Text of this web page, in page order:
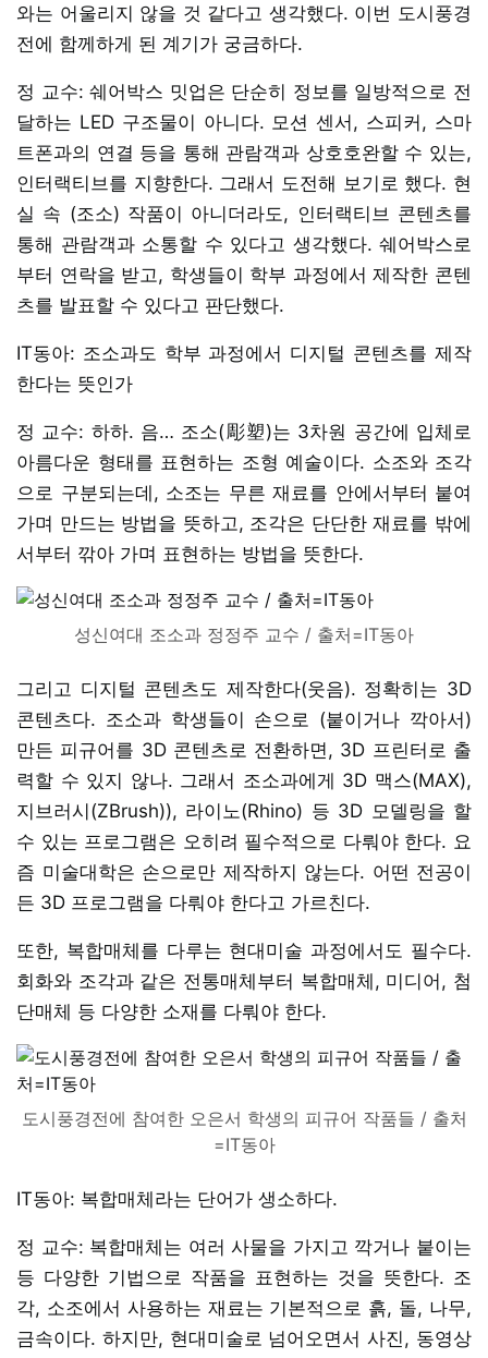
와는 어울리지 않을 것 같다고 생각했다. 이번 도시풍경
전에 함께하게 된 계기가 궁금하다.
정 교수: 쉐어박스 밋업은 단순히 정보를 일방적으로 전
달하는 LED 구조물이 아니다. 모션 센서, 스피커, 스마
트폰과의 연결 등을 통해 관람객과 상호호완할 수 있는,
인터랙티브를 지향한다. 그래서 도전해 보기로 했다. 현
실 속 (조소) 작품이 아니더라도, 인터랙티브 콘텐츠를
통해 관람객과 소통할 수 있다고 생각했다. 쉐어박스로
부터 연락을 받고, 학생들이 학부 과정에서 제작한 콘텐
츠를 발표할 수 있다고 판단했다.
IT동아: 조소과도 학부 과정에서 디지털 콘텐츠를 제작
한다는 뜻인가
정 교수: 하하. 음… 조소(彫塑)는 3차원 공간에 입체로
아름다운 형태를 표현하는 조형 예술이다. 소조와 조각
으로 구분되는데, 소조는 무른 재료를 안에서부터 붙여
가며 만드는 방법을 뜻하고, 조각은 단단한 재료를 밖에
서부터 깎아 가며 표현하는 방법을 뜻한다.
성신여대 조소과 정정주 교수 / 출처=IT동아
그리고 디지털 콘텐츠도 제작한다(웃음). 정확히는 3D
콘텐츠다. 조소과 학생들이 손으로 (붙이거나 깍아서)
만든 피규어를 3D 콘텐츠로 전환하면, 3D 프린터로 출
력할 수 있지 않나. 그래서 조소과에게 3D 맥스(MAX),
지브러시(ZBrush)), 라이노(Rhino) 등 3D 모델링을 할
수 있는 프로그램은 오히려 필수적으로 다뤄야 한다. 요
즘 미술대학은 손으로만 제작하지 않는다. 어떤 전공이
든 3D 프로그램을 다뤄야 한다고 가르친다.
또한, 복합매체를 다루는 현대미술 과정에서도 필수다.
회화와 조각과 같은 전통매체부터 복합매체, 미디어, 첨
단매체 등 다양한 소재를 다뤄야 한다.
도시풍경전에 참여한 오은서 학생의 피규어 작품들 / 출처
=IT동아
IT동아: 복합매체라는 단어가 생소하다.
정 교수: 복합매체는 여러 사물을 가지고 깍거나 붙이는
등 다양한 기법으로 작품을 표현하는 것을 뜻한다. 조
각, 소조에서 사용하는 재료는 기본적으로 흙, 돌, 나무,
금속이다. 하지만, 현대미술로 넘어오면서 사진, 동영상